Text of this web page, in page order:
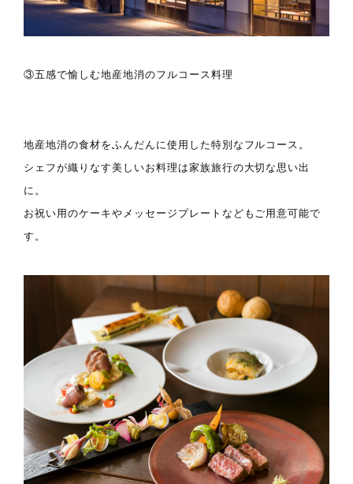
③五感で愉しむ地産地消のフルコース料理
地産地消の食材をふんだんに使用した特別なフルコース。
シェフが織りなす美しいお料理は家族旅行の大切な思い出
に。
お祝い用のケーキやメッセージプレートなどもご用意可能で
す。